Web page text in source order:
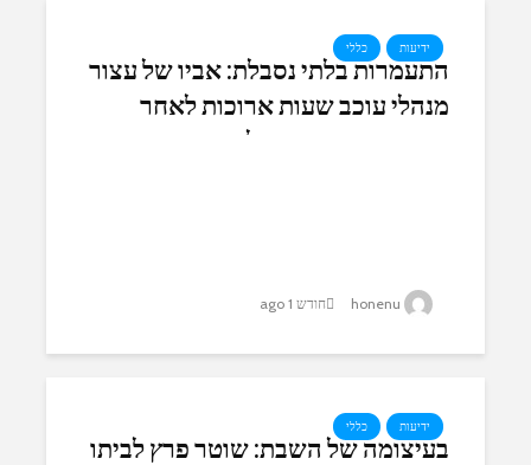
ידיעות כללי
התעמרות בלתי נסבלת: אביו של עצור
מנהלי עוכב שעות ארוכות לאחר
שביקש מהשוטרים להציג צו
חודש 1 ago
ידיעות כללי
בעיצומה של השבת: שוטר פרץ לביתו